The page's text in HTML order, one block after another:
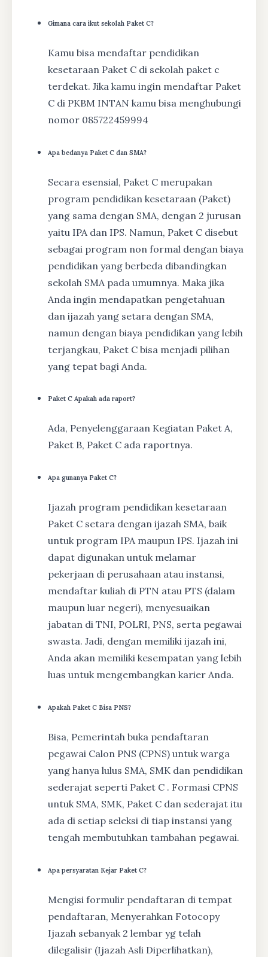
Gimana cara ikut sekolah Paket C?
Kamu bisa mendaftar pendidikan
kesetaraan Paket C di sekolah paket c
terdekat. Jika kamu ingin mendaftar Paket
C di PKBM INTAN kamu bisa menghubungi
nomor 085722459994
Apa bedanya Paket C dan SMA?
Secara esensial, Paket C merupakan
program pendidikan kesetaraan (Paket)
yang sama dengan SMA, dengan 2 jurusan
yaitu IPA dan IPS. Namun, Paket C disebut
sebagai program non formal dengan biaya
pendidikan yang berbeda dibandingkan
sekolah SMA pada umumnya. Maka jika
Anda ingin mendapatkan pengetahuan
dan ijazah yang setara dengan SMA,
namun dengan biaya pendidikan yang lebih
terjangkau, Paket C bisa menjadi pilihan
yang tepat bagi Anda.
Paket C Apakah ada raport?
Ada, Penyelenggaraan Kegiatan Paket A,
Paket B, Paket C ada raportnya.
Apa gunanya Paket C?
Ijazah program pendidikan kesetaraan
Paket C setara dengan ijazah SMA, baik
untuk program IPA maupun IPS. Ijazah ini
dapat digunakan untuk melamar
pekerjaan di perusahaan atau instansi,
mendaftar kuliah di PTN atau PTS (dalam
maupun luar negeri), menyesuaikan
jabatan di TNI, POLRI, PNS, serta pegawai
swasta. Jadi, dengan memiliki ijazah ini,
Anda akan memiliki kesempatan yang lebih
luas untuk mengembangkan karier Anda.
Apakah Paket C Bisa PNS?
Bisa, Pemerintah buka pendaftaran
pegawai Calon PNS (CPNS) untuk warga
yang hanya lulus SMA, SMK dan pendidikan
sederajat seperti Paket C . Formasi CPNS
untuk SMA, SMK, Paket C dan sederajat itu
ada di setiap seleksi di tiap instansi yang
tengah membutuhkan tambahan pegawai.
Apa persyaratan Kejar Paket C?
Mengisi formulir pendaftaran di tempat
pendaftaran, Menyerahkan Fotocopy
Ijazah sebanyak 2 lembar yg telah
dilegalisir (Ijazah Asli Diperlihatkan),